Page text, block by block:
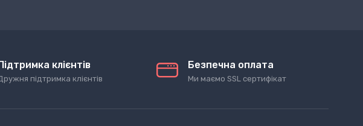
клієнтів
підтримка клієнтів
Безпечна оплата
Ми маємо SSL сертифікат